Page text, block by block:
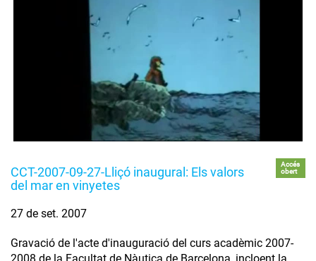
CCT-2007-09-27-Lliçó inaugural: Els valors
del mar en vinyetes
Accés
obert
27 de set. 2007
Gravació de l'acte d'inauguració del curs acadèmic 2007-